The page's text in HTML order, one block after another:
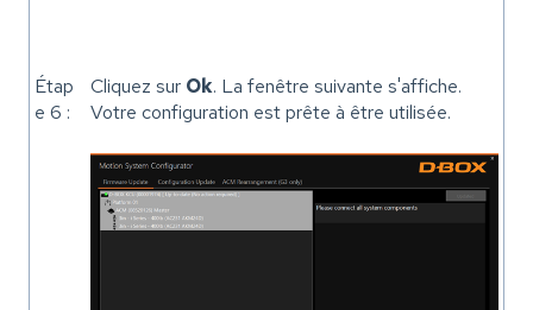
Étap
e 6 :
Cliquez sur Ok. La fenêtre suivante s'affiche.
Votre configuration est prête à être utilisée.